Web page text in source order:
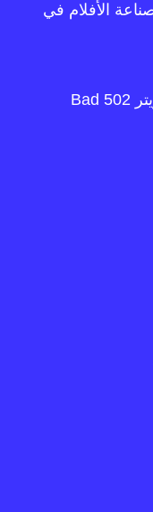
الأفلام في
كيفية إصلاح رمز خطأ تويتر 502 Bad